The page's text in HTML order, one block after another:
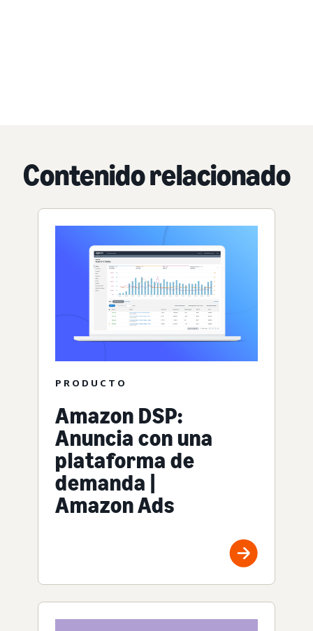
Contenido relacionado
PRODUCTO
Amazon DSP:
Anuncia con una
plataforma de
demanda |
Amazon Ads